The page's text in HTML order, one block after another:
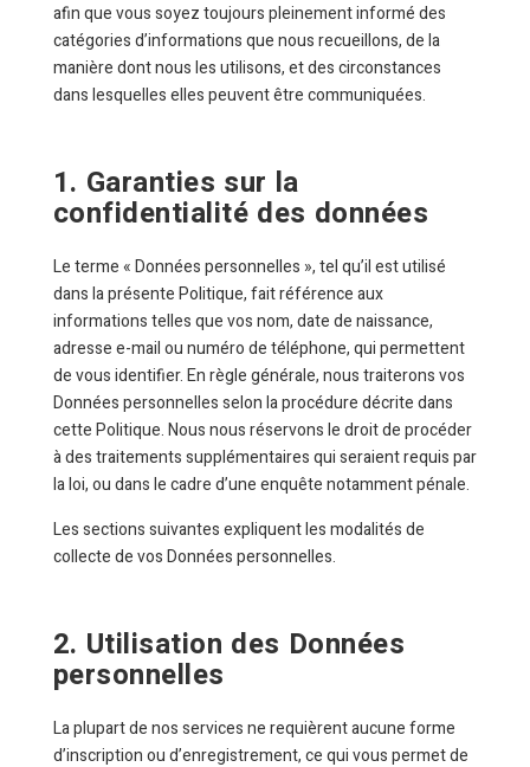
afin que vous soyez toujours pleinement informé des
catégories d’informations que nous recueillons, de la
manière dont nous les utilisons, et des circonstances
dans lesquelles elles peuvent être communiquées.
1. Garanties sur la
confidentialité des données
Le terme « Données personnelles », tel qu’il est utilisé
dans la présente Politique, fait référence aux
informations telles que vos nom, date de naissance,
adresse e-mail ou numéro de téléphone, qui permettent
de vous identifier. En règle générale, nous traiterons vos
Données personnelles selon la procédure décrite dans
cette Politique. Nous nous réservons le droit de procéder
à des traitements supplémentaires qui seraient requis par
la loi, ou dans le cadre d’une enquête notamment pénale.
Les sections suivantes expliquent les modalités de
collecte de vos Données personnelles.
2. Utilisation des Données
personnelles
La plupart de nos services ne requièrent aucune forme
d’inscription ou d’enregistrement, ce qui vous permet de